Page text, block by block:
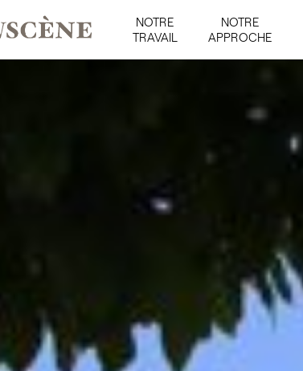
NOTRE
TRAVAIL
NOTRE
APPROCHE